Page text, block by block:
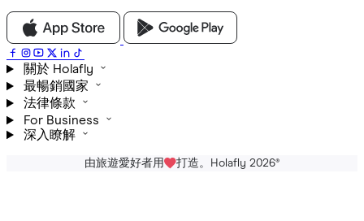
關於 Holafly
最暢銷國家
法律條款
For Business
深入瞭解
由旅遊愛好者用 打造。Holafly 2026®